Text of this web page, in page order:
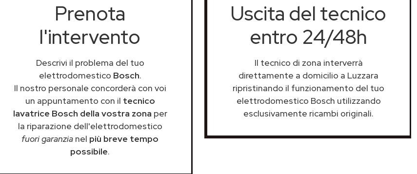
Prenota
l'intervento
Descrivi il problema del tuo
elettrodomestico Bosch.
Il nostro personale concorderà con voi
un appuntamento con il tecnico
lavatrice Bosch della vostra zona per
la riparazione dell'elettrodomestico
fuori garanzia nel più breve tempo
possibile.
Uscita del tecnico
entro 24/48h
Il tecnico di zona interverrà
direttamente a domicilio a Luzzara
ripristinando il funzionamento del tuo
elettrodomestico Bosch utilizzando
esclusivamente ricambi originali.